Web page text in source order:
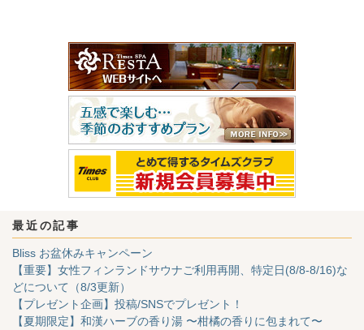
最近の記事
Bliss お盆休みキャンペーン
【重要】女性フィンランドサウナご利用再開、特定日(8/8-8/16)な
どについて（8/3更新）
【プレゼント企画】投稿/SNSでプレゼント！
【夏期限定】和漢ハーブの香り湯 〜柑橘の香りに包まれて〜